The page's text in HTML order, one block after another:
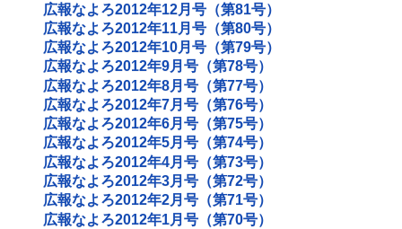
広報なよろ2012年12月号（第81号）
広報なよろ2012年11月号（第80号）
広報なよろ2012年10月号（第79号）
広報なよろ2012年9月号（第78号）
広報なよろ2012年8月号（第77号）
広報なよろ2012年7月号（第76号）
広報なよろ2012年6月号（第75号）
広報なよろ2012年5月号（第74号）
広報なよろ2012年4月号（第73号）
広報なよろ2012年3月号（第72号）
広報なよろ2012年2月号（第71号）
広報なよろ2012年1月号（第70号）